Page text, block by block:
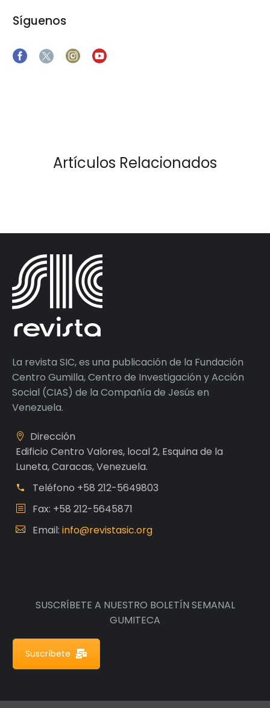
Síguenos
Artículos Relacionados
La revista SIC, es una publicación de la Fundación
Centro Gumilla, Centro de Investigación y Acción
Social (CIAS) de la Compañía de Jesús en
Venezuela.
Dirección
Edificio Centro Valores, local 2, Esquina de la
Luneta, Caracas, Venezuela.
Teléfono +58 212-5649803
Fax: +58 212-5645871
Email: info@revistasic.org
SUSCRÍBETE A NUESTRO BOLETÍN SEMANAL
GUMITECA
Suscríbete